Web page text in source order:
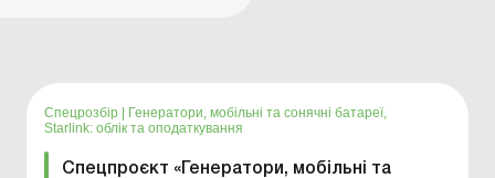
Спецрозбір
Генератори, мобільні та сонячні батареї,
Starlink: облік та оподаткування
Спецпроєкт «Генератори, мобільні та